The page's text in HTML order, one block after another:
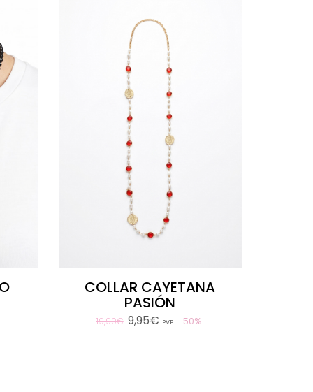
COLLAR CAYETANA
PASIÓN
19,90€ 9,95€ PVP 50%